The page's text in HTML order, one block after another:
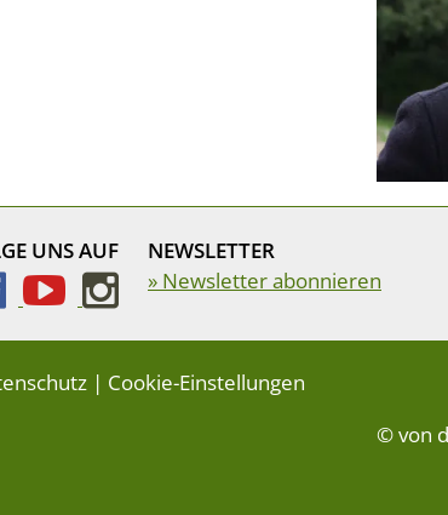
UNS AUF
NEWSLETTER
» Newsletter abonnieren
| Cookie-Einstellungen
© von